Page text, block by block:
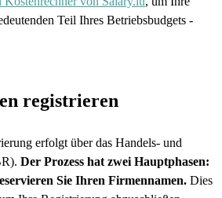
Teil Ihres Betriebsbudgets -
registrieren
erfolgt über das Handels- und
Der Prozess hat zwei Hauptphasen:
Sie Ihren Firmennamen. Dies